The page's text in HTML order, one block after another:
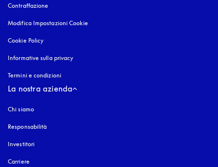
Contraffazione
Modifica Impostazioni Cookie
Cookie Policy
Informative sulla privacy
Termini e condizioni
La nostra azienda
Chi siamo
Responsabilità
Investitori
Carriere